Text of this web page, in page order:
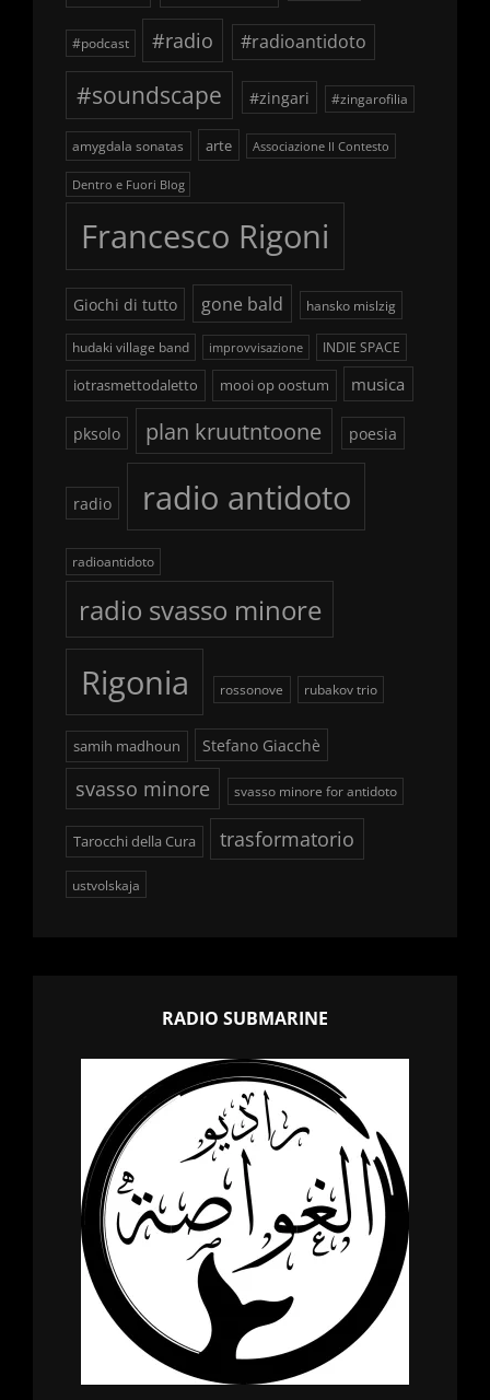
#podcast #radio #radioantidoto
#soundscape #zingari #zingarofilia
amygdala sonatas arte Associazione Il Contesto
Dentro e Fuori Blog
Francesco Rigoni
Giochi di tutto gone bald hansko mislzig
hudaki village band improvvisazione INDIE SPACE
iotrasmettodaletto mooi op oostum musica
pksolo plan kruutntoone poesia
radio radio antidoto
radioantidoto
radio svasso minore
Rigonia rossonove rubakov trio
samih madhoun Stefano Giacchè
svasso minore svasso minore for antidoto
Tarocchi della Cura trasformatorio
ustvolskaja
RADIO SUBMARINE